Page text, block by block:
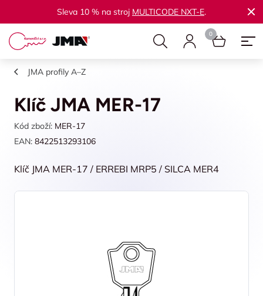
Sleva 10 % na stroj MULTICODE NXT-E.
JMA profily A–Z
Klíč JMA MER-17
Kód zboží: MER-17
EAN: 8422513293106
Klíč JMA MER-17 / ERREBI MRP5 / SILCA MER4